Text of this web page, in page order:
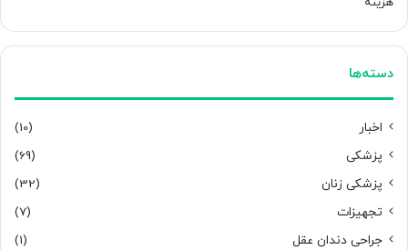
دسته‌ها
اخبار
(10)
پزشکی
(69)
پزشکی زنان
(32)
تجهیزات
(7)
جراحی دندان عقل
(1)